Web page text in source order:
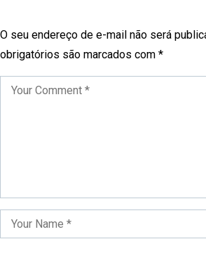
O seu endereço de e-mail não será
obrigatórios são marcados com *